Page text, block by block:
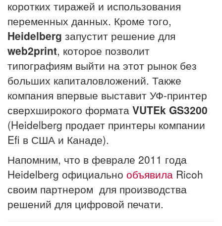
коротких тиражей и использования
переменных данных. Кроме того,
Heidelberg запустит решение для
web2print, которое позволит
типографиям выйти на этот рынок без
больших капиталовложений. Также
компания впервые выставит УФ-принтер
сверхширокого формата VUTEk GS3200
(Heidelberg продает принтеры компании
Efi в США и Канаде).
Напомним, что в феврале 2011 года
Heidelberg официально объявила Ricoh
своим партнером для производства
решений для цифровой печати.